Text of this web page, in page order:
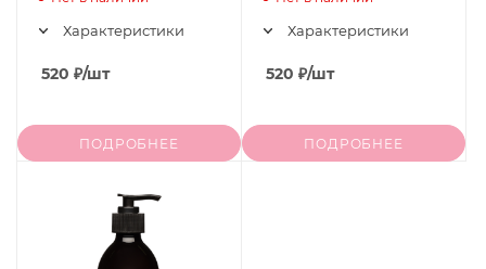
Характеристики
520 ₽/шт
ПОДРОБНЕЕ
Характеристики
520 ₽/шт
ПОДРОБНЕЕ